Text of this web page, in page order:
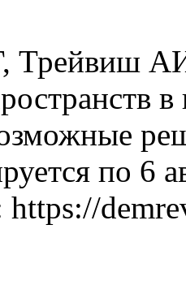
Трейвиш
по 6
https://